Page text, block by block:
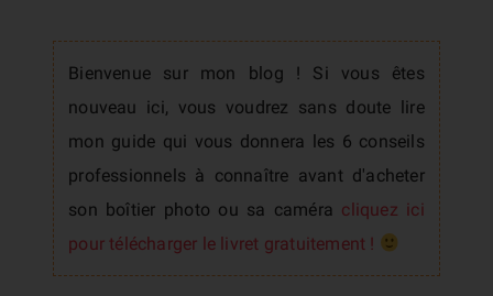
Bienvenue sur mon blog ! Si vous êtes
nouveau ici, vous voudrez sans doute lire
mon guide qui vous donnera les 6 conseils
professionnels à connaître avant d'acheter
son boîtier photo ou sa caméra cliquez ici
pour télécharger le livret gratuitement !